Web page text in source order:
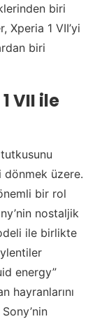
biri
Xperia 1 VII’yi
biri
VII ile
üzere.
bir rol
nostaljik
ile birlikte
energy”
hayranlarını